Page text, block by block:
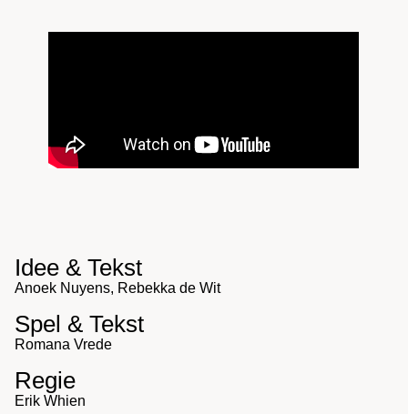
Idee & Tekst
Anoek Nuyens, Rebekka de Wit
Spel & Tekst
Romana Vrede
Regie
Erik Whien